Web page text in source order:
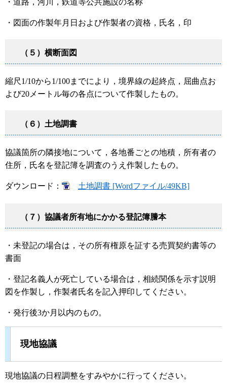
・道路，河川，鉄道等公共施設の名称
・図面の作製年月日および作製者の資格，氏名，印
（５）横断面図
縮尺1/10から1/100までにより，境界線の起終点，屈曲点お
よび20メートル毎の各点について作製したもの。
（６）土地調書
協議箇所の隣接地について，各地番ごとの地積，所有者の
住所，氏名を登記簿を調査のうえ作製したもの。
ダウンロード： 土地調書 [Wordファイル/49KB]
（７）協議者所有地にかかる登記簿謄本
・未登記の場合は，その所有権原を証する売買契約書等の
書面
・登記名義人が死亡している場合は，相続関係を示す説明
図を作製し，作製者氏名を記入押印してください。
・発行後3か月以内のもの。
現地協議
現地協議の日程調整をすみやかに行ってください。